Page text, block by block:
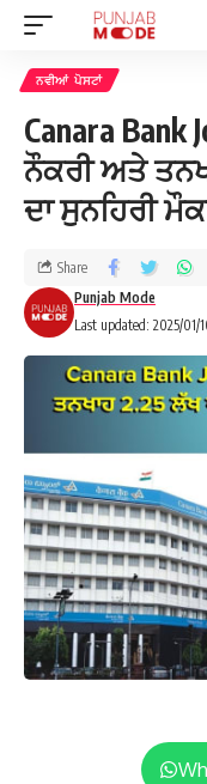
ਨਵੀਆਂ ਪੋਸਟਾਂ
Canara Bank
ਨੌਕਰੀ ਅਤੇ
ਦਾ ਸੁਨਹਿਰੀ
Last updated: 2025/01/
Punjab Mode
Share